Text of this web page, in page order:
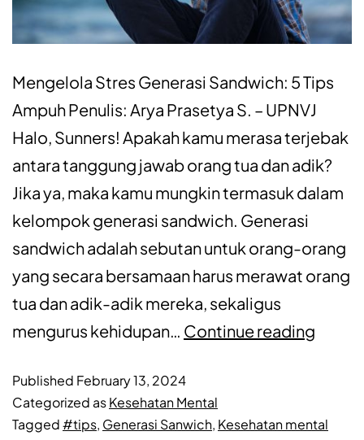
Mengelola Stres Generasi Sandwich: 5 Tips
Ampuh Penulis: Arya Prasetya S. – UPNVJ
Halo, Sunners! Apakah kamu merasa terjebak
antara tanggung jawab orang tua dan adik?
Jika ya, maka kamu mungkin termasuk dalam
kelompok generasi sandwich. Generasi
sandwich adalah sebutan untuk orang-orang
yang secara bersamaan harus merawat orang
tua dan adik-adik mereka, sekaligus
mengurus kehidupan… Continue reading
Published February 13, 2024
Categorized asKesehatan Mental
Tagged#tips, Generasi Sanwich, Kesehatan mental